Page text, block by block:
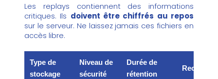
Les replays contiennent des informations
critiques. Ils doivent être chiffrés au repos
sur le serveur. Ne laissez jamais ces fichiers en
accès libre.
Type de
stockage
Niveau de
sécurité
Durée de
rétention